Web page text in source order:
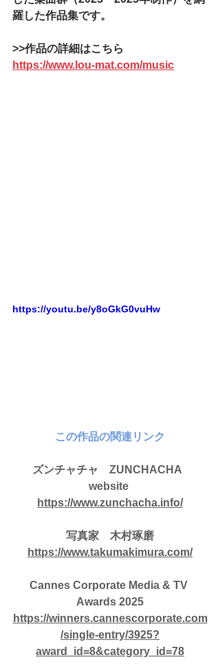
羅した作品集です。
>>作品の詳細はこちら
https://www.lou-mat.com/music
https://youtu.be/y8oGkG0vuHw
この作品の関連リンク
​ズンチャチャ　ZUNCHACHA
website
https://www.zunchacha.info/
​写真家　木村琢磨
https://www.takumakimura.com/
​Cannes Corporate Media & TV
Awards 2025
https://winners.cannescorporate.com
/single-entry/3925?
award_id=8&category_id=78